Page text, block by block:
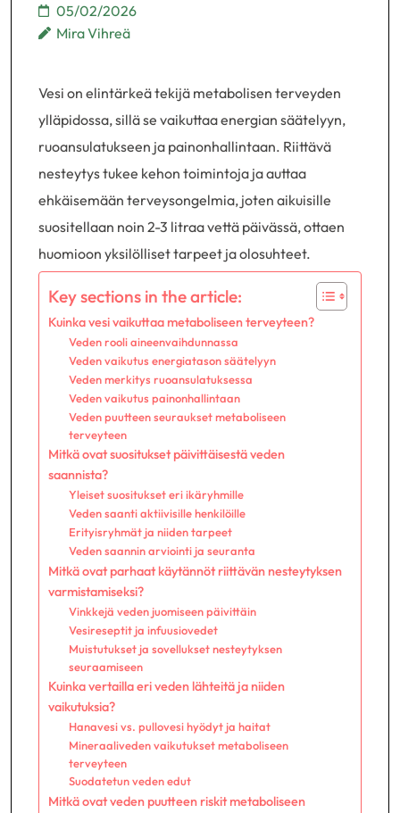
05/02/2026
Mira Vihreä
Vesi on elintärkeä tekijä metabolisen terveyden
ylläpidossa, sillä se vaikuttaa energian säätelyyn,
ruoansulatukseen ja painonhallintaan. Riittävä
nesteytys tukee kehon toimintoja ja auttaa
ehkäisemään terveysongelmia, joten aikuisille
suositellaan noin 2-3 litraa vettä päivässä, ottaen
huomioon yksilölliset tarpeet ja olosuhteet.
Key sections in the article:
Kuinka vesi vaikuttaa metaboliseen terveyteen?
Veden rooli aineenvaihdunnassa
Veden vaikutus energiatason säätelyyn
Veden merkitys ruoansulatuksessa
Veden vaikutus painonhallintaan
Veden puutteen seuraukset metaboliseen
terveyteen
Mitkä ovat suositukset päivittäisestä veden
saannista?
Yleiset suositukset eri ikäryhmille
Veden saanti aktiivisille henkilöille
Erityisryhmät ja niiden tarpeet
Veden saannin arviointi ja seuranta
Mitkä ovat parhaat käytännöt riittävän nesteytyksen
varmistamiseksi?
Vinkkejä veden juomiseen päivittäin
Vesireseptit ja infuusiovedet
Muistutukset ja sovellukset nesteytyksen
seuraamiseen
Kuinka vertailla eri veden lähteitä ja niiden
vaikutuksia?
Hanavesi vs. pullovesi hyödyt ja haitat
Mineraaliveden vaikutukset metaboliseen
terveyteen
Suodatetun veden edut
Mitkä ovat veden puutteen riskit metaboliseen